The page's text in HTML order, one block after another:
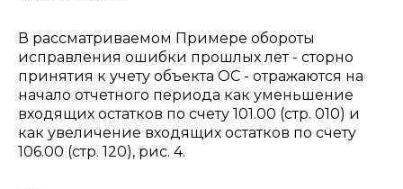
В рассматриваемом Примере обороты
исправления ошибки прошлых лет - сторно
принятия к учету объекта ОС - отражаются на
начало отчетного периода как уменьшение
входящих остатков по счету 101.00 (стр. 010) и
как увеличение входящих остатков по счету
106.00 (стр. 120), рис. 4.